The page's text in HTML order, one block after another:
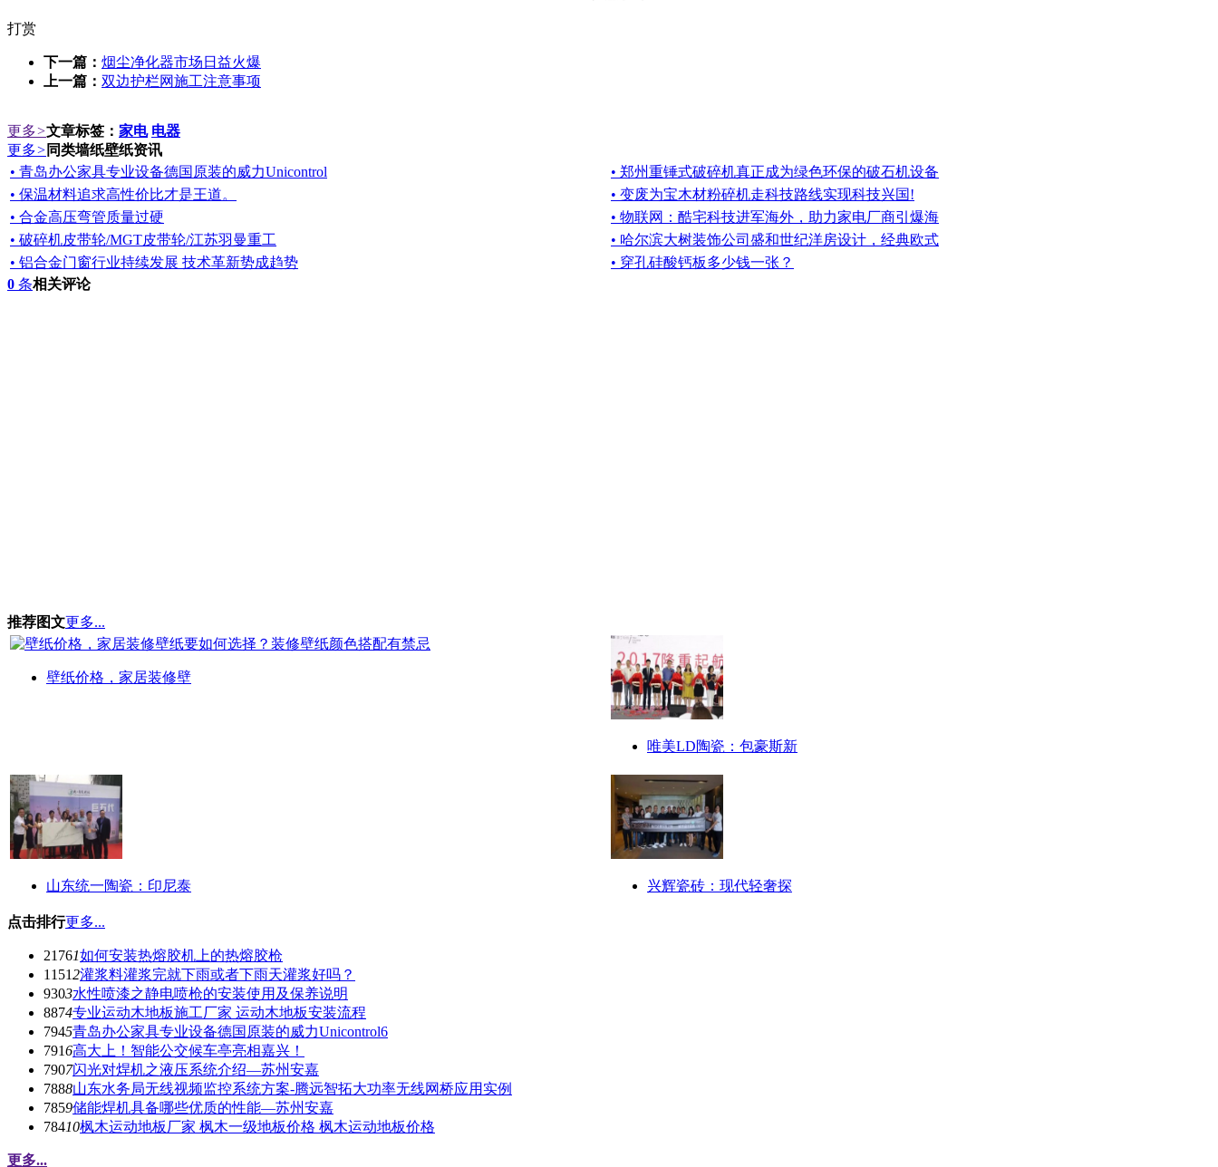
打赏
下一篇： 烟尘净化器市场日益火爆
上一篇： 双边护栏网施工注意事项
更多>文章标签： 家电 电器
更多> 同类墙纸壁纸资讯
• 青岛办公家具专业设备德国原装的威力Unicontrol
• 郑州重锤式破碎机真正成为绿色环保的破石机设备
• 保温材料追求高性价比才是王道。
• 变废为宝木材粉碎机走科技路线实现科技兴国!
• 合金高压弯管质量过硬
• 物联网：酷宅科技进军海外，助力家电厂商引爆海
• 破碎机皮带轮/MGT皮带轮/江苏羽曼重工
• 哈尔滨大树装饰公司盛和世纪洋房设计，经典欧式
• 铝合金门窗行业持续发展 技术革新势成趋势
• 穿孔硅酸钙板多少钱一张？
0 条相关评论
推荐图文更多...
壁纸价格，家居装修壁
唯美LD陶瓷：包豪斯新
山东统一陶瓷：印尼泰 兴辉瓷砖：现代轻奢探
点击排行更多...
21761如何安装热熔胶机上的热熔胶枪
11512灌浆料灌浆完就下雨或者下雨天灌浆好吗？
9303水性喷漆之静电喷枪的安装使用及保养说明
8874专业运动木地板施工厂家 运动木地板安装流程
7945青岛办公家具专业设备德国原装的威力Unicontrol6
7916高大上！智能公交候车亭亮相嘉兴！
7907闪光对焊机之液压系统介绍—苏州安嘉
7888山东水务局无线视频监控系统方案-腾远智拓大功率无线网桥应用实例
7859储能焊机具备哪些优质的性能—苏州安嘉
78410枫木运动地板厂家 枫木一级地板价格 枫木运动地板价格
更多...